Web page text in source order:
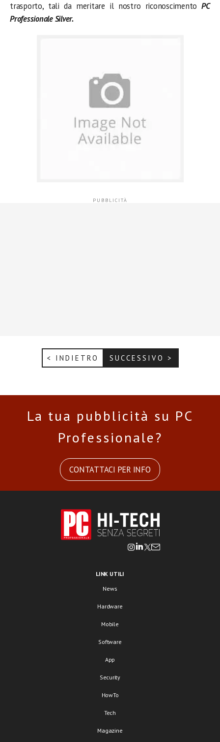
trasporto, tali da meritare il nostro riconoscimentoPC
Professionale Silver.
< INDIETRO SUCCESSIVO >
La tua pubblicità su PC
Professionale?
CONTATTACI PER INFO
LINK UTILI
News
Hardware
Mobile
Software
App
Security
HowTo
Tech
Magazine